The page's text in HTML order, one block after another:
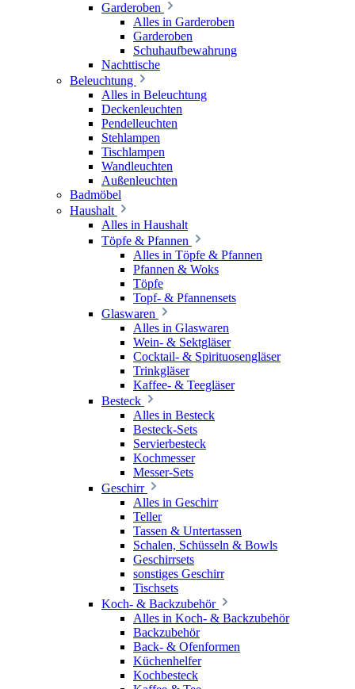
Garderoben
Alles in Garderoben
Garderoben
Schuhaufbewahrung
Nachttische
Beleuchtung
Alles in Beleuchtung
Deckenleuchten
Pendelleuchten
Stehlampen
Tischlampen
Wandleuchten
Außenleuchten
Badmöbel
Haushalt
Alles in Haushalt
Töpfe & Pfannen
Alles in Töpfe & Pfannen
Pfannen & Woks
Töpfe
Topf- & Pfannensets
Glaswaren
Alles in Glaswaren
Wein- & Sektgläser
Cocktail- & Spirituosengläser
Trinkgläser
Kaffee- & Teegläser
Besteck
Alles in Besteck
Besteck-Sets
Servierbesteck
Kochmesser
Messer-Sets
Geschirr
Alles in Geschirr
Teller
Tassen & Untertassen
Schalen, Schüsseln & Bowls
Geschirrsets
sonstiges Geschirr
Tischsets
Koch- & Backzubehör
Alles in Koch- & Backzubehör
Backzubehör
Back- & Ofenformen
Küchenhelfer
Kochbesteck